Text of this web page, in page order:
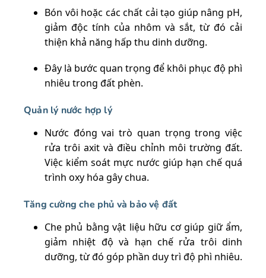
Bón vôi hoặc các chất cải tạo giúp nâng pH,
giảm độc tính của nhôm và sắt, từ đó cải
thiện khả năng hấp thu dinh dưỡng.
Đây là bước quan trọng để khôi phục độ phì
nhiêu trong đất phèn.
Quản lý nước hợp lý
Nước đóng vai trò quan trọng trong việc
rửa trôi axit và điều chỉnh môi trường đất.
Việc kiểm soát mực nước giúp hạn chế quá
trình oxy hóa gây chua.
Tăng cường che phủ và bảo vệ đất
Che phủ bằng vật liệu hữu cơ giúp giữ ẩm,
giảm nhiệt độ và hạn chế rửa trôi dinh
dưỡng, từ đó góp phần duy trì độ phì nhiêu.